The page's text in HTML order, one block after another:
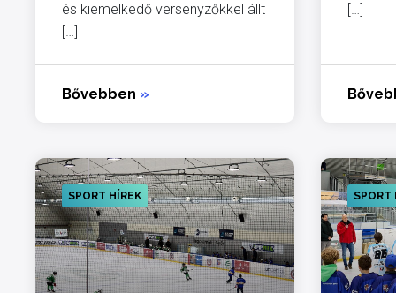
és kiemelkedő versenyzőkkel állt
[…]
Bővebben »
[…]
SPORT HÍREK SPORT